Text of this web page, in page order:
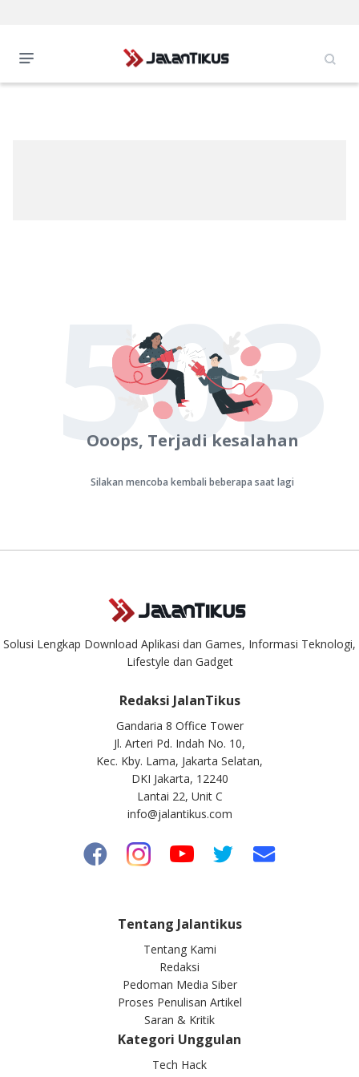
503
Ooops, Terjadi kesalahan
Silakan mencoba kembali beberapa saat lagi
Solusi Lengkap Download Aplikasi dan Games, Informasi Teknologi,
Lifestyle dan Gadget
Redaksi JalanTikus
Gandaria 8 Office Tower
Jl. Arteri Pd. Indah No. 10,
Kec. Kby. Lama, Jakarta Selatan,
DKI Jakarta, 12240
Lantai 22, Unit C
info@jalantikus.com
Tentang Jalantikus
Tentang Kami
Redaksi
Pedoman Media Siber
Proses Penulisan Artikel
Saran & Kritik
Kategori Unggulan
Tech Hack